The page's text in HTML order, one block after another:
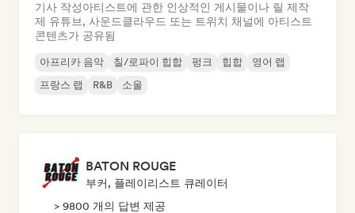
기사 작성아티스트에 관한 인상적인 게시물이나 릴 제작
제 유튜브, 사운드클라우드 또는 트위치 채널에 아티스트
콘텐츠가 공유됨
아프리카 음악 칠/로파이 힙합 펑크 힙합
영어 랩
프랑스 랩
R&B 소울
BATON ROUGE
부커, 플레이리스트 큐레이터
> 9800 개의 답변 제공